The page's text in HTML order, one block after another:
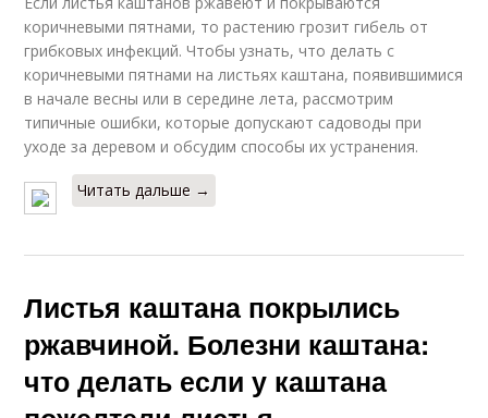
коричневыми пятнами, то растению грозит гибель от
грибковых инфекций. Чтобы узнать, что делать с
коричневыми пятнами на листьях каштана, появившимися
в начале весны или в середине лета, рассмотрим
типичные ошибки, которые допускают садоводы при
уходе за деревом и обсудим способы их устранения.
Читать дальше →
Листья каштана покрылись
ржавчиной. Болезни каштана:
что делать если у каштана